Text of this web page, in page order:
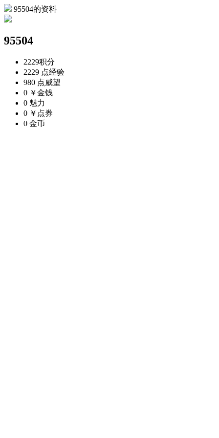
95504的资料
95504
2229积分
2229 点经验
980 点威望
0 ￥金钱
0 魅力
0 ￥ 点券
0 金币